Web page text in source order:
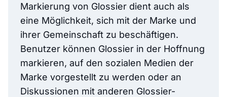
Markierung von Glossier dient auch als
eine Möglichkeit, sich mit der Marke und
ihrer Gemeinschaft zu beschäftigen.
Benutzer können Glossier in der Hoffnung
markieren, auf den sozialen Medien der
Marke vorgestellt zu werden oder an
Diskussionen mit anderen Glossier-